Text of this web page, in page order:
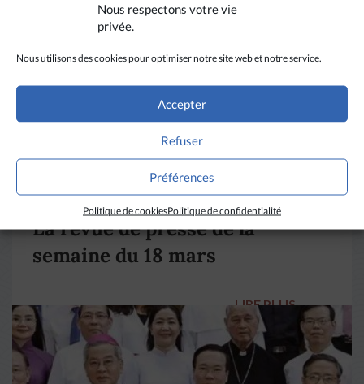
Nous respectons votre vie
privée.
Nous utilisons des cookies pour optimiser notre site web et notre service.
Accepter
Refuser
Préférences
Politique de cookiesPolitique de confidentialité
La revue de presse de la
semaine du 18 mars
LIRE PLUS →